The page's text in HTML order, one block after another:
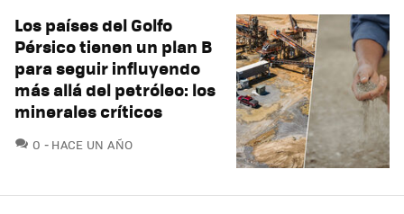
Los países del Golfo
Pérsico tienen un plan B
para seguir influyendo
más allá del petróleo: los
minerales críticos
0 COMENTARIOS
HACE UN AÑO